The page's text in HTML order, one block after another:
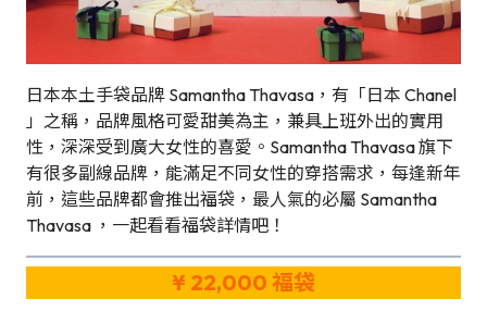
日本本土手袋品牌 Samantha Thavasa，有「日本 Chanel
」之稱，品牌風格可愛甜美為主，兼具上班外出的實用
性，深深受到廣大女性的喜愛。Samantha Thavasa 旗下
有很多副線品牌，能滿足不同女性的穿搭需求，每逢新年
前，這些品牌都會推出福袋，最人氣的必屬 Samantha
Thavasa ，一起看看福袋詳情吧！
¥ 22,000 福袋